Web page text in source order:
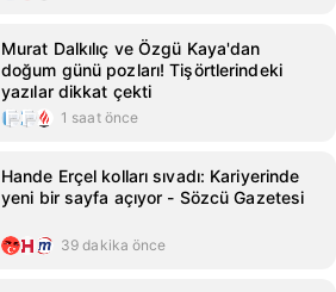
Murat Dalkılıç ve Özgü Kaya'dan
doğum günü pozları! Tişörtlerindeki
yazılar dikkat çekti
1 saat önce
Hande Erçel kolları sıvadı: Kariyerinde
yeni bir sayfa açıyor - Sözcü Gazetesi
39 dakika önce